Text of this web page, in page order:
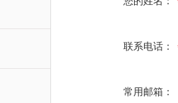
联系电话：
常用邮箱：